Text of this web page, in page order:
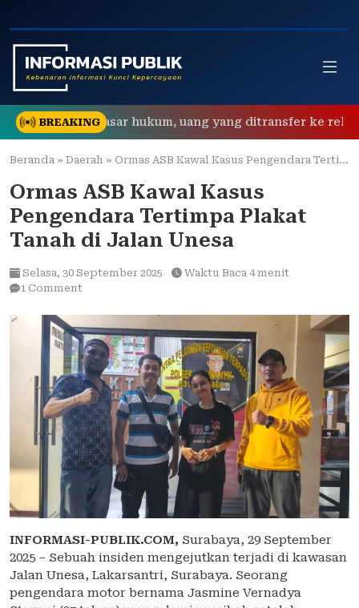
to
content
BREAKING
tidak berdasar hukum, uang yang ditransfer ke rekening
Beranda » Daerah » Ormas ASB Kawal Kasus Pengendara Tertimpa Plakat Tanah di Jalan Unesa
Ormas ASB Kawal Kasus
Pengendara Tertimpa Plakat
Tanah di Jalan Unesa
Selasa, 30 September 2025
Waktu Baca 4 menit
1 Comment
INFORMASI-PUBLIK.COM, Surabaya, 29 September
2025 – Sebuah insiden mengejutkan terjadi di kawasan
Jalan Unesa, Lakarsantri, Surabaya. Seorang
pengendara motor bernama Jasmine Vernadya